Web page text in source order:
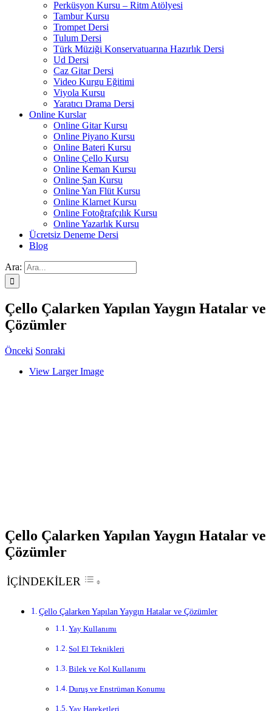
Perküsyon Kursu – Ritm Atölyesi
Tambur Kursu
Trompet Dersi
Tulum Dersi
Türk Müziği Konservatuarına Hazırlık Dersi
Ud Dersi
Caz Gitar Dersi
Video Kurgu Eğitimi
Viyola Kursu
Yaratıcı Drama Dersi
Online Kurslar
Online Gitar Kursu
Online Piyano Kursu
Online Bateri Kursu
Online Çello Kursu
Online Keman Kursu
Online Şan Kursu
Online Yan Flüt Kursu
Online Klarnet Kursu
Online Fotoğrafçılık Kursu
Online Yazarlık Kursu
Ücretsiz Deneme Dersi
Blog
Ara:
Çello Çalarken Yapılan Yaygın Hatalar ve
Çözümler
Önceki Sonraki
View Larger Image
Çello Çalarken Yapılan Yaygın Hatalar ve
Çözümler
İÇİNDEKİLER
Çello Çalarken Yapılan Yaygın Hatalar ve Çözümler
Yay Kullanımı
Sol El Teknikleri
Bilek ve Kol Kullanımı
Duruş ve Enstrüman Konumu
Yay Hareketleri